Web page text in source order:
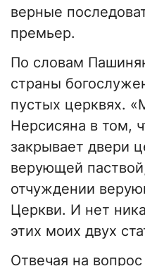
верные
премьер.
По словам
страны
пустых церквях.
Нерсисяна в том,
закрывает двери
верующей
отчуждении
Церкви. И нет
этих моих двух
Отвечая на